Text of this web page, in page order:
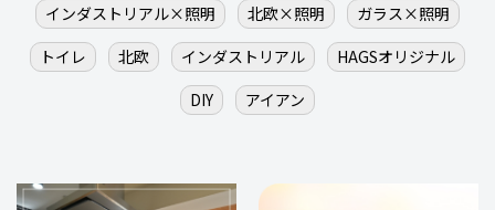
インダストリアル×照明
北欧×照明
ガラス×照明
トイレ
北欧 インダストリアル
HAGSオリジナル
DIY
アイアン